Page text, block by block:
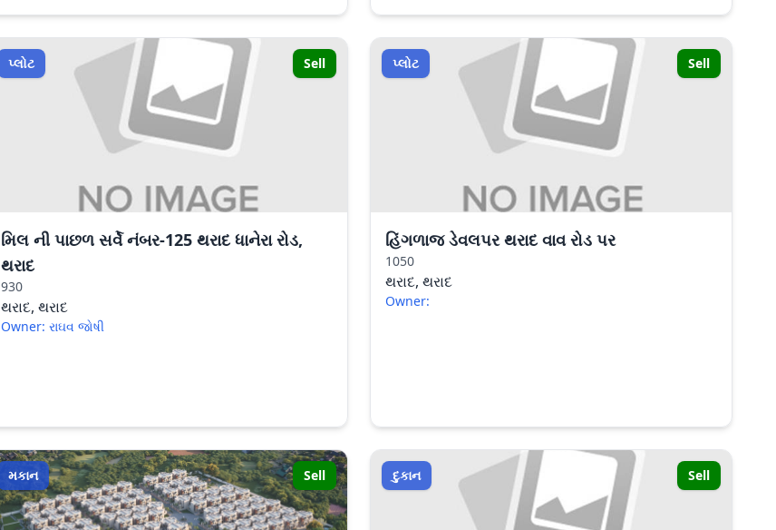
પ્લોટ Sell
મિલ ની પાછળ સર્વે નંબર-125 થરાદ ધાનેરા રોડ,
થરાદ
930
થરાદ, થરાદ
Owner: રાઘવ જોષી
પ્લોટ Sell
હિંગળાજ ડેવલપર થરાદ વાવ રોડ પર
1050
થરાદ, થરાદ
Owner:
મકાન Sell દુકાન Sell